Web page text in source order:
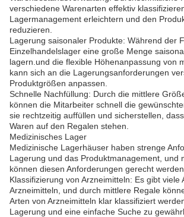
verschiedene Warenarten effektiv
Lagermanagement erleichtern und den
reduzieren.
Lagerung saisonaler Produkte: Während der
Einzelhandelslager eine große Menge
lagern.und die flexible Höhenanpassung von
kann sich an die Lagerungsanforderungen
Produktgrößen anpassen.
Schnelle Nachfüllung: Durch die mittlere
können die Mitarbeiter schnell die
sie rechtzeitig auffüllen und sicherstellen,
Waren auf den Regalen stehen.
Medizinisches Lager
Medizinische Lagerhäuser haben strenge
Lagerung und das Produktmanagement, und
können diesen Anforderungen gerecht
Klassifizierung von Arzneimitteln: Es gibt viele
Arzneimitteln, und durch mittlere Regale
Arten von Arzneimitteln klar klassifiziert
Lagerung und eine einfache Suche zu